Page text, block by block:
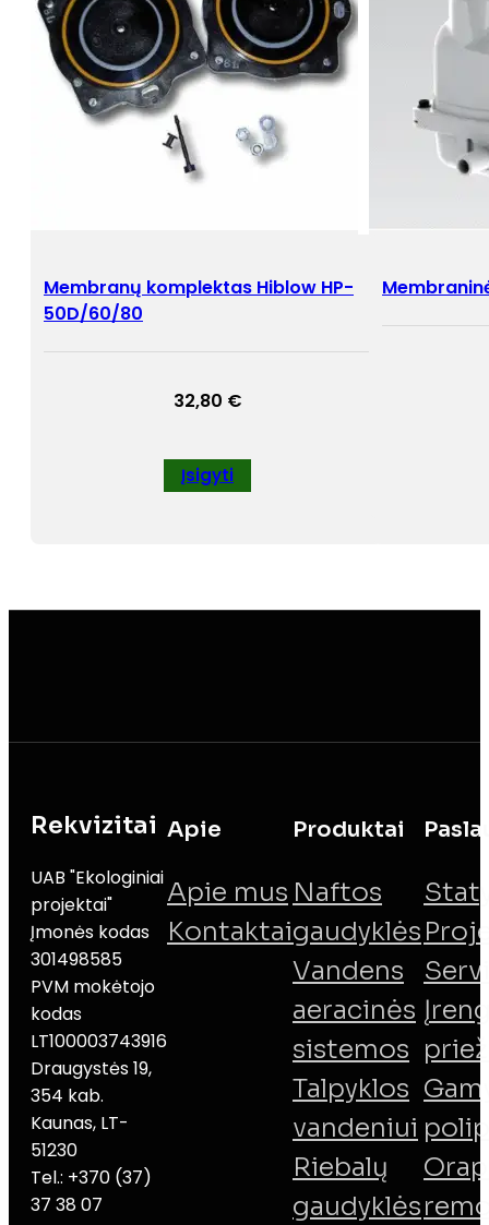
Membranų komplektas Hiblow HP-
50D/60/80
32,80 €
Įsigyti
Rekvizitai
UAB "Ekologiniai
projektai"
Įmonės kodas
301498585
PVM mokėtojo
kodas
LT100003743916
Draugystės 19,
354 kab.
Kaunas, LT-
51230
Tel.: +370 (37)
37 38 07
Apie
Apie mus
Kontaktai
Produktai
Naftos
gaudyklės
Vandens
aeracinės
sistemos
Talpyklos
vandeniui
Riebalų
gaudyklės